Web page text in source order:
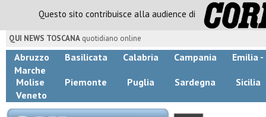
Questo sito contribuisce alla audience di
QUI NEWS TOSCANA quotidiano online
Abruzzo Basilicata Calabria Campania
Emilia -
Marche
Molise
Piemonte Puglia Sardegna
Sicilia
Veneto